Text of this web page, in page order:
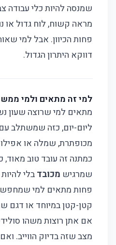
שמנסה להיות כלי
מראה קשוח, לוח גדול או
פחות הכיוון. אבל למי
דווקא היתרון הגדול.
למי זה מתאים ולמי
מתאים למי שרוצה שעון
ליום-יום, כזה שמשתלב
מכופתרת, שמלה או
כמתנה זה עובד טוב
שמרגיש מכובדבלי
פחות מתאים למי
קטן-קטן במיוחד או דגם
אם אתן רוצות משהו
מצב שזה בדיוק הווייב.